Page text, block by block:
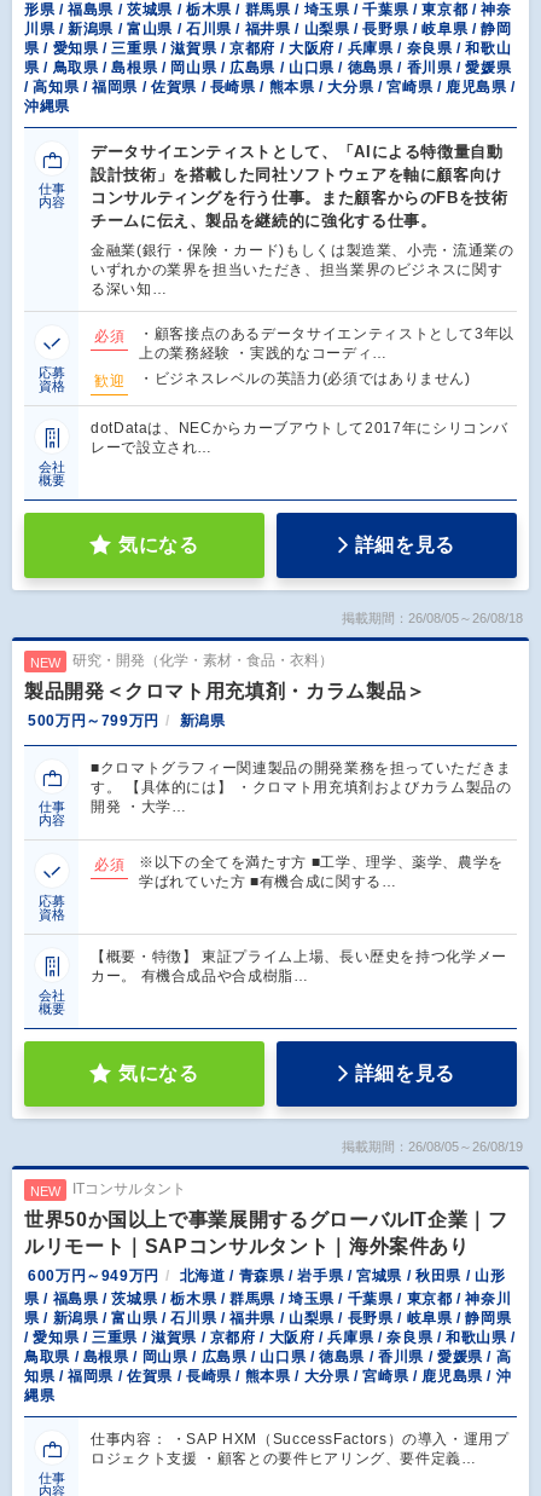
形県 / 福島県 / 茨城県 / 栃木県 / 群馬県 / 埼玉県 / 千葉県 / 東京都 / 神奈
川県 / 新潟県 / 富山県 / 石川県 / 福井県 / 山梨県 / 長野県 / 岐阜県 / 静岡
県 / 愛知県 / 三重県 / 滋賀県 / 京都府 / 大阪府 / 兵庫県 / 奈良県 / 和歌山
県 / 鳥取県 / 島根県 / 岡山県 / 広島県 / 山口県 / 徳島県 / 香川県 / 愛媛県
/ 高知県 / 福岡県 / 佐賀県 / 長崎県 / 熊本県 / 大分県 / 宮崎県 / 鹿児島県 /
沖縄県
仕事
内容
データサイエンティストとして、「AIによる特徴量自動
設計技術」を搭載した同社ソフトウェアを軸に顧客向け
コンサルティングを行う仕事。また顧客からのFBを技術
チームに伝え、製品を継続的に強化する仕事。
金融業(銀行・保険・カード)もしくは製造業、小売・流通業の
いずれかの業界を担当いただき、担当業界のビジネスに関す
る深い知…
応募
資格
必須
・顧客接点のあるデータサイエンティストとして3年以
上の業務経験 ・実践的なコーディ…
歓迎
・ビジネスレベルの英語力(必須ではありません)
会社
概要
dotDataは、NECからカーブアウトして2017年にシリコンバ
レーで設立され…
気になる 詳細を見る
掲載期間：26/08/05～26/08/18
NEW 研究・開発（化学・素材・食品・衣料）
製品開発＜クロマト用充填剤・カラム製品＞
500万円～799万円 新潟県
仕事
内容
■クロマトグラフィー関連製品の開発業務を担っていただきま
す。 【具体的には】 ・クロマト用充填剤およびカラム製品の
開発 ・大学…
応募
資格
必須
※以下の全てを満たす方 ■工学、理学、薬学、農学を
学ばれていた方 ■有機合成に関する…
会社
概要
【概要・特徴】 東証プライム上場、長い歴史を持つ化学メー
カー。 有機合成品や合成樹脂…
気になる 詳細を見る
掲載期間：26/08/05～26/08/19
NEW ITコンサルタント
世界50か国以上で事業展開するグローバルIT企業｜フ
ルリモート｜SAPコンサルタント｜海外案件あり
600万円～949万円
北海道 / 青森県 / 岩手県 / 宮城県 / 秋田県 / 山形
県 / 福島県 / 茨城県 / 栃木県 / 群馬県 / 埼玉県 / 千葉県 / 東京都 / 神奈川
県 / 新潟県 / 富山県 / 石川県 / 福井県 / 山梨県 / 長野県 / 岐阜県 / 静岡県
/ 愛知県 / 三重県 / 滋賀県 / 京都府 / 大阪府 / 兵庫県 / 奈良県 / 和歌山県 /
鳥取県 / 島根県 / 岡山県 / 広島県 / 山口県 / 徳島県 / 香川県 / 愛媛県 / 高
知県 / 福岡県 / 佐賀県 / 長崎県 / 熊本県 / 大分県 / 宮崎県 / 鹿児島県 / 沖
縄県
仕事
内容
仕事内容： ・SAP HXM（SuccessFactors）の導入・運用プ
ロジェクト支援 ・顧客との要件ヒアリング、要件定義…